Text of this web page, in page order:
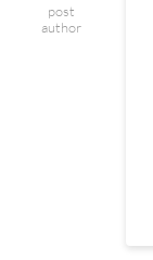
post
author